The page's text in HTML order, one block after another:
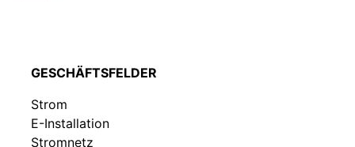
GESCHÄFTSFELDER
Strom
E-Installation
Stromnetz